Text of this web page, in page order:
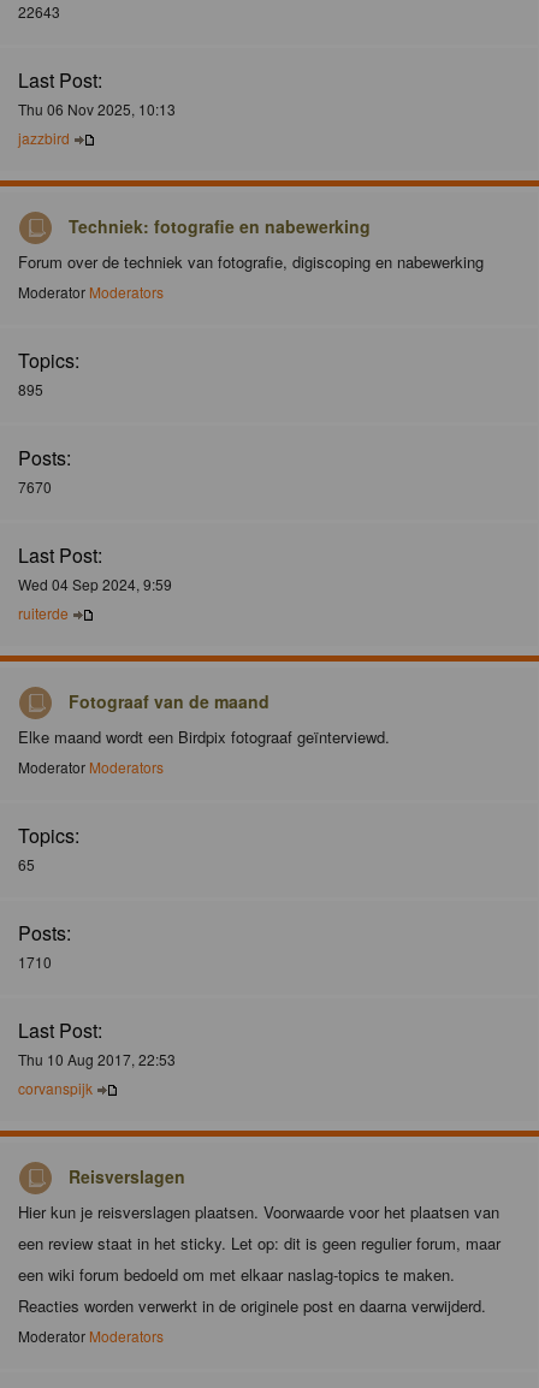
22643
Last Post:
Thu 06 Nov 2025, 10:13
jazzbird
Techniek: fotografie en nabewerking
Forum over de techniek van fotografie, digiscoping en nabewerking
Moderator Moderators
Topics:
895
Posts:
7670
Last Post:
Wed 04 Sep 2024, 9:59
ruiterde
Fotograaf van de maand
Elke maand wordt een Birdpix fotograaf geïnterviewd.
Moderator Moderators
Topics:
65
Posts:
1710
Last Post:
Thu 10 Aug 2017, 22:53
corvanspijk
Reisverslagen
Hier kun je reisverslagen plaatsen. Voorwaarde voor het plaatsen van
een review staat in het sticky. Let op: dit is geen regulier forum, maar
een wiki forum bedoeld om met elkaar naslag-topics te maken.
Reacties worden verwerkt in de originele post en daarna verwijderd.
Moderator Moderators